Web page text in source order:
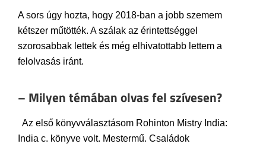
A sors úgy hozta, hogy 2018-ban a jobb szemem
kétszer műtötték. A szálak az érintettséggel
szorosabbak lettek és még elhivatottabb lettem a
felolvasás iránt.
– Milyen témában olvas fel szívesen?
Az első könyvválasztásom Rohinton Mistry India:
India c. könyve volt. Mestermű. Családok